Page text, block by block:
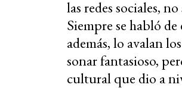
las redes sociales,
Siempre se habló
además, lo avalan
sonar fantasioso,
cultural que dio a